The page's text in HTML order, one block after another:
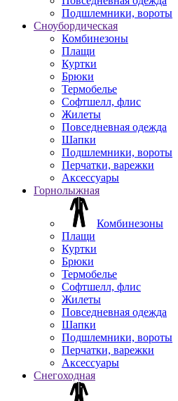
Подшлемники, вороты
Сноубордическая
Комбинезоны
Плащи
Куртки
Брюки
Термобелье
Софтшелл, флис
Жилеты
Повседневная одежда
Шапки
Подшлемники, вороты
Перчатки, варежки
Аксессуары
Горнолыжная
Комбинезоны
Плащи
Куртки
Брюки
Термобелье
Софтшелл, флис
Жилеты
Повседневная одежда
Шапки
Подшлемники, вороты
Перчатки, варежки
Аксессуары
Снегоходная